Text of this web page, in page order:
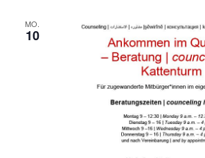
MO.
10